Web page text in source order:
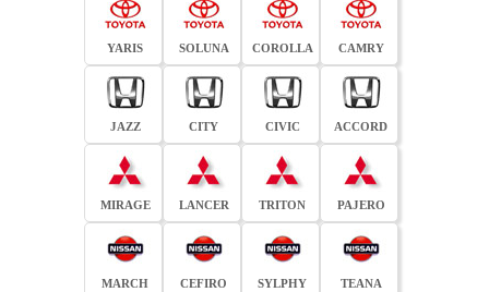
YARIS SOLUNA COROLLA CAMRY
JAZZ CITY CIVIC ACCORD
MIRAGE LANCER TRITON PAJERO
MARCH CEFIRO SYLPHY TEANA